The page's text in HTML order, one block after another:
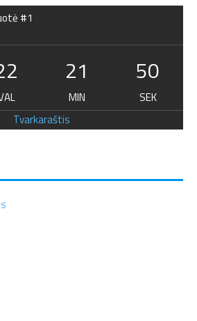
#1
21
MIN
50
SEK
Tvarkaraštis